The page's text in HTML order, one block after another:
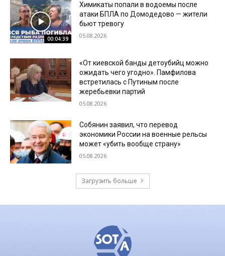
00:04:39
Химикаты попали в водоемы после
атаки БПЛА по Домодедово — жители
бьют тревогу
05.08.2026
«От киевской банды детоубийц можно
ожидать чего угодно». Памфилова
встретилась с Путиным после
жеребьевки партий
05.08.2026
Собянин заявил, что перевод
экономики России на военные рельсы
может «убить вообще страну»
05.08.2026
Загрузить больше